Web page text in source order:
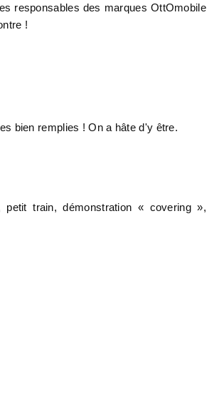
responsables des marques OttOmobile
!
bien remplies ! On a hâte d'y être.
train, démonstration « covering »,